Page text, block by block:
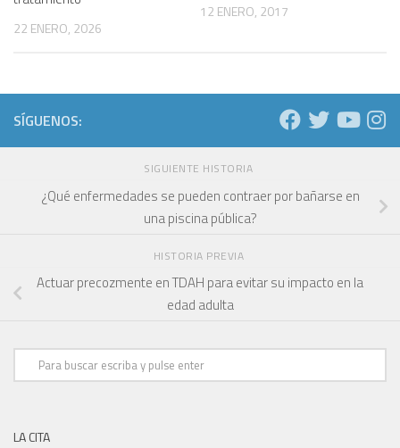
22 ENERO, 2026
12 ENERO, 2017
SÍGUENOS:
SIGUIENTE HISTORIA
¿Qué enfermedades se pueden contraer por bañarse en
una piscina pública?
HISTORIA PREVIA
Actuar precozmente en TDAH para evitar su impacto en la
edad adulta
LA CITA